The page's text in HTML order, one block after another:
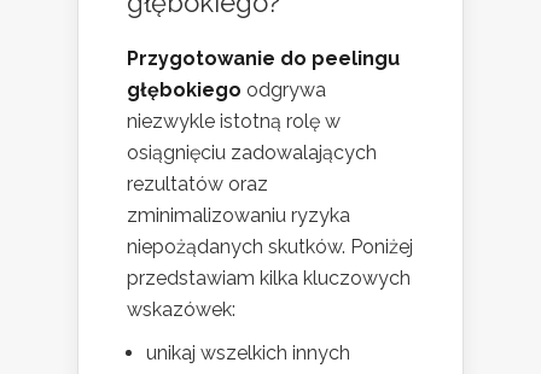
Przygotowanie do peelingu
głębokiego odgrywa
niezwykle istotną rolę w
osiągnięciu zadowalających
rezultatów oraz
zminimalizowaniu ryzyka
niepożądanych skutków. Poniżej
przedstawiam kilka kluczowych
wskazówek:
unikaj wszelkich innych